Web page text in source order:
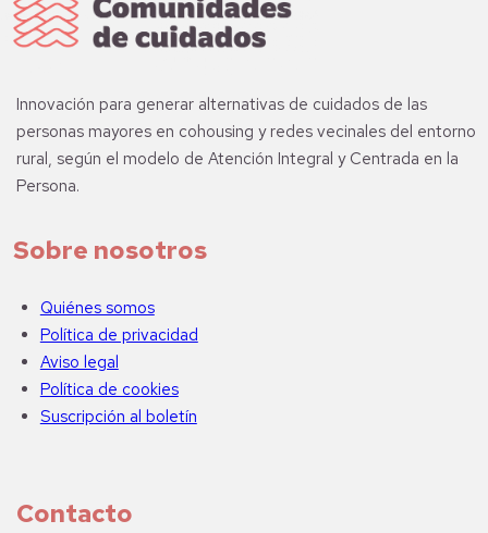
Innovación para generar alternativas de cuidados de las
personas mayores en cohousing y redes vecinales del entorno
rural, según el modelo de Atención Integral y Centrada en la
Persona.
Sobre nosotros
Quiénes somos
Política de privacidad
Aviso legal
Política de cookies
Suscripción al boletín
Contacto